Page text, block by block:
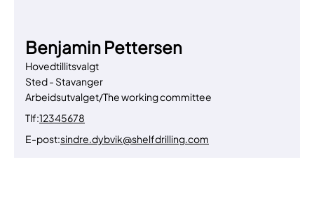
Benjamin Pettersen
Hovedtillitsvalgt
Sted - Stavanger
Arbeidsutvalget/The working committee
Tlf:12345678
E-post:sindre.dybvik@shelfdrilling.com